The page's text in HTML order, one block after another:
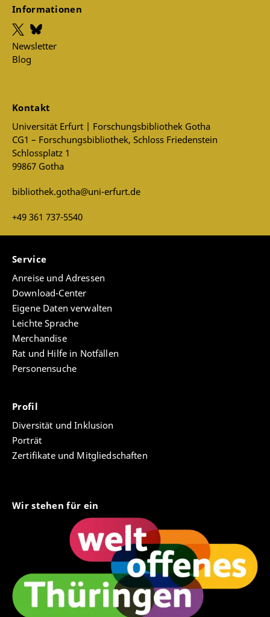
Informationen
Newsletter
Blog
Kontakt
Universität Erfurt | Forschungsbibliothek Gotha
CG1 – Forschungsbibliothek, Schloss Friedenstein
Schlossplatz 1
99867 Gotha
bibliothek.gotha@uni-erfurt.de
+49 361 737-5540
Service
Anreise und Adressen
Download-Center
Eigene Daten verwalten
Leichte Sprache
Merchandise
Rat und Hilfe in Notfällen
Personensuche
Profil
Diversität und Inklusion
Porträt
Zertifikate und Mitgliedschaften
Wir stehen für ein